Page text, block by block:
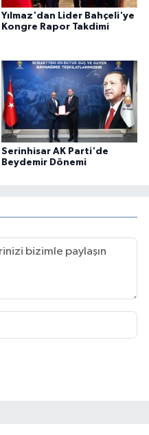
Yılmaz'dan Lider Bahçeli'ye
Kongre Rapor Takdimi
Serinhisar AK Parti'de
Beydemir Dönemi